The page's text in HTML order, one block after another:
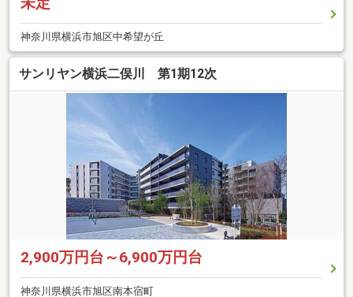
神奈川県横浜市旭区中希望が丘
サンリヤン横浜二俣川 第1期12次
2,900万円台～6,900万円台
神奈川県横浜市旭区南本宿町